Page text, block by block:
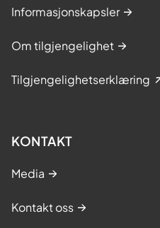
Informasjonskapsler
Om tilgjengelighet
Tilgjengelighetserklæring
KONTAKT
Media
Kontakt oss